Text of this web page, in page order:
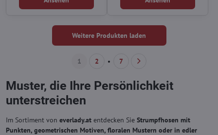
Weitere Produkten laden
1 2 7
Muster, die Ihre Persönlichkeit
unterstreichen
Im Sortiment von everlady.at entdecken Sie Strumpfhosen mit
Punkten, geometrischen Motiven, floralen Mustern oder in edler